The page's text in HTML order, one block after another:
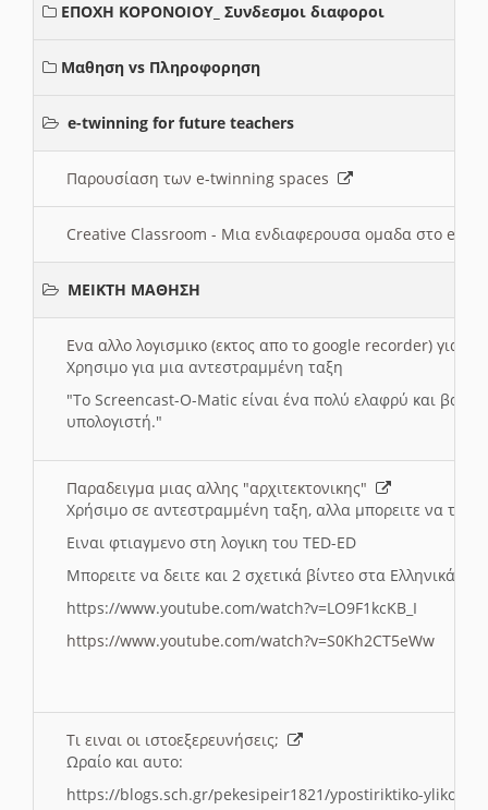
ΕΠΟΧΗ ΚΟΡΟΝΟΙΟΥ_ Συνδεσμοι διαφοροι
Μαθηση vs Πληροφορηση
e-twinning for future teachers
Παρουσίαση των e-twinning spaces
Creative Classroom - Μια ενδιαφερουσα ομαδα στο e-
ΜΕΙΚΤΗ ΜΑΘΗΣΗ
Ενα αλλο λογισμικο (εκτος απο το google recorder) για
Χρησιμο για μια αντεστραμμένη ταξη
"To Screencast-O-Matic είναι ένα πολύ ελαφρύ και
υπολογιστή."
Παραδειγμα μιας αλλης "αρχιτεκτονικης"
Χρήσιμο σε αντεστραμμένη ταξη, αλλα μπορειτε να το
Ειναι φτιαγμενο στη λογικη του TED-ED
Μπορειτε να δειτε και 2 σχετικά βίντεο στα Ελληνικά:
https://www.youtube.com/watch?v=LO9F1kcKB_I
https://www.youtube.com/watch?v=S0Kh2CT5eWw
Τι ειναι οι ιστοεξερευνήσεις;
Ωραίο και αυτο:
https://blogs.sch.gr/pekesipeir1821/ypostiriktiko-yliko/